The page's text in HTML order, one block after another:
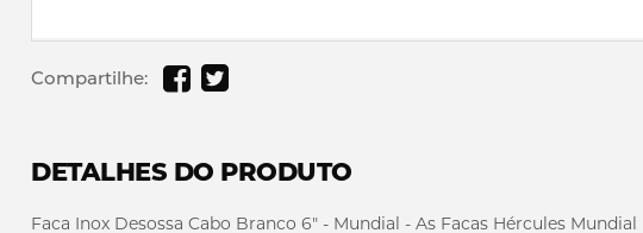
Compartilhe:
DETALHES DO PRODUTO
Faca Inox Desossa Cabo Branco 6" - Mundial - As Facas Hércules